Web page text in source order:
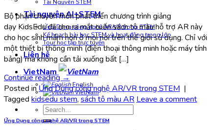
Tài Nguyên STEM
Tài nguyên AI+STEM
Ứng Dụng công nghệ AR/VR trong STEM
Kế hoạch bài học STEM và hoạt động trong lớp
Tour học tập trực tuyến
Liên hệ
VietNam
English
VietNam
Search
for:
Bộ phận chuyên môn phát triển chương trình giảng
dạy KidsEdu đã cho ra mắt cuốn sách tô màu hỗ trợ AR này
cho học sinh mầm non ở mọi nơi trên thế giới sử dụng. Chỉ với
một thiết bị thông minh (điện thoại thông minh hoặc máy tính
bảng) mà không cần tải xuống bất […]
Continue reading →
Posted inỨng Dụng công nghệ AR/VR trong STEM |
Tagged kidsedu stem, sách tô màu AR Leave a comment
Ứng Dụng công nghệ AR/VR trong STEM